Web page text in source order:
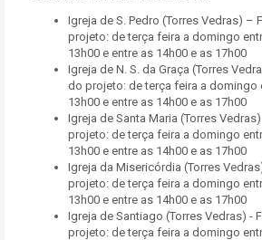
Igreja de S. Pedro (Torres Vedras) –
projeto: de terça feira a domingo
13h00 e entre as 14h00 e as 17h00
Igreja de N. S. da Graça (Torres
do projeto: de terça feira a domingo
13h00 e entre as 14h00 e as 17h00
Igreja de Santa Maria (Torres
projeto: de terça feira a domingo
13h00 e entre as 14h00 e as 17h00
Igreja da Misericórdia (Torres
projeto: de terça feira a domingo
13h00 e entre as 14h00 e as 17h00
Igreja de Santiago (Torres Vedras) -
projeto: de terça feira a domingo